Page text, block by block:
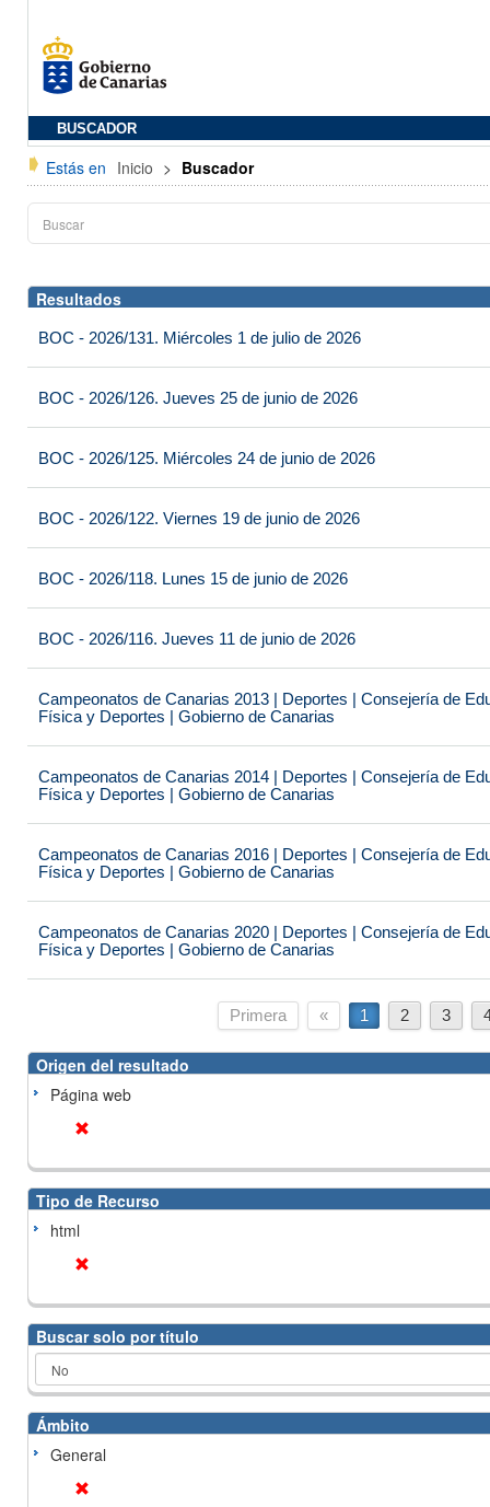
BUSCADOR
Estás en Inicio > Buscador
Resultados
BOC - 2026/131. Miércoles 1 de julio de 2026
BOC - 2026/126. Jueves 25 de junio de 2026
BOC - 2026/125. Miércoles 24 de junio de 2026
BOC - 2026/122. Viernes 19 de junio de 2026
BOC - 2026/118. Lunes 15 de junio de 2026
BOC - 2026/116. Jueves 11 de junio de 2026
Campeonatos de Canarias 2013 | Deportes | Consejería de
Física y Deportes | Gobierno de Canarias
Campeonatos de Canarias 2014 | Deportes | Consejería de
Física y Deportes | Gobierno de Canarias
Campeonatos de Canarias 2016 | Deportes | Consejería de
Física y Deportes | Gobierno de Canarias
Campeonatos de Canarias 2020 | Deportes | Consejería de
Física y Deportes | Gobierno de Canarias
Primera « 1 2 3
Origen del resultado
Página web
Tipo de Recurso
html
Buscar solo por título
Ámbito
General